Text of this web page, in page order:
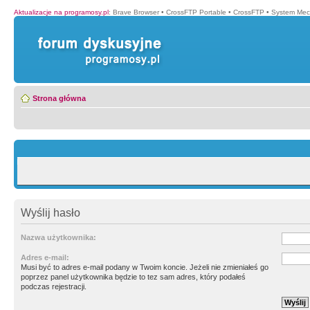
Aktualizacje na programosy.pl: Brave Browser • CrossFTP Portable • CrossFTP • System
Strona główna
Wyślij hasło
Nazwa użytkownika:
Adres e-mail:
Musi być to adres e-mail podany w Twoim koncie. Jeżeli nie zmieniałeś go
poprzez panel użytkownika będzie to tez sam adres, który podałeś
podczas rejestracji.